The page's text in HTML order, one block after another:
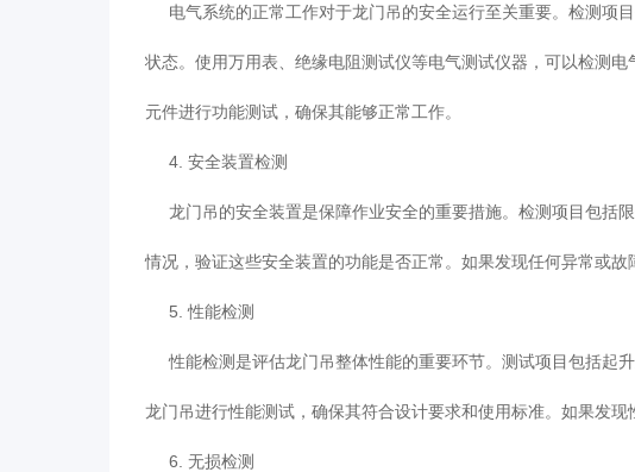
电气系统的正常工作对于龙门吊的安全运行至关重要。检测项
状态。使用万用表、绝缘电阻测试仪等电气测试仪器，可以检测
元件进行功能测试，确保其能够正常工作。
4. 安全装置检测
龙门吊的安全装置是保障作业安全的重要措施。检测项目包括
情况，验证这些安全装置的功能是否正常。如果发现任何异常或故
5. 性能检测
性能检测是评估龙门吊整体性能的重要环节。测试项目包括起
龙门吊进行性能测试，确保其符合设计要求和使用标准。如果发现
6. 无损检测